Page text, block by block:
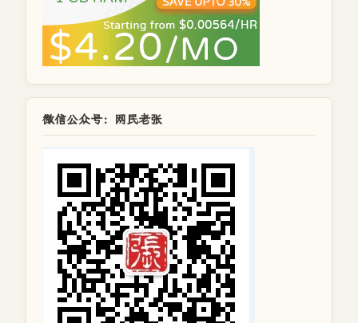
微信公众号：网民老张